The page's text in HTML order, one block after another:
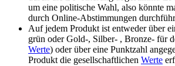
um eine politische Wahl, also könnte
durch Online-Abstimmungen
Auf jedem Produkt ist entweder über
grün oder Gold-, Silber- , Bronze- für
Werte) oder über eine Punktzahl
Produkt die gesellschaftlichen Werte